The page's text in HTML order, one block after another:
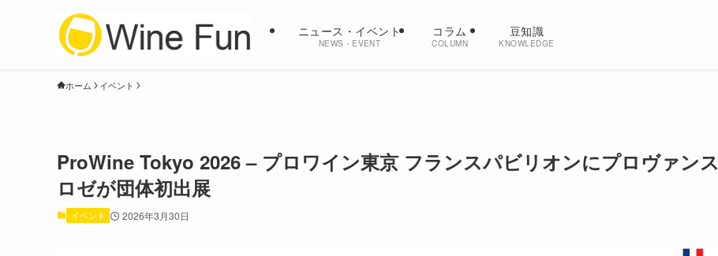
ニュース・イベント
NEWS・EVENT
コラム
COLUMN
豆知識
KNOWLEDGE
ホーム イベント
ProWine Tokyo 2026 – プロワイン東京 フランスパビリオンにプロヴァンス
ロゼが団体初出展
イベント 2026年3月30日